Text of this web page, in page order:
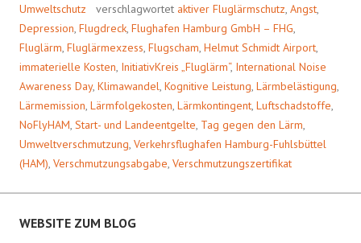
Umweltschutz
verschlagwortet aktiver Fluglärmschutz Angst
Depression Flugdreck Flughafen Hamburg GmbH – FHG
Fluglärm Fluglärmexzess Flugscham Helmut Schmidt Airport
immaterielle Kosten InitiativKreis „Fluglärm“, International Noise
Awareness Day, Klimawandel Kognitive Leistung Lärmbelästigung
Lärmemission Lärmfolgekosten Lärmkontingent Luftschadstoffe
NoFlyHAM Start- und Landeentgelte Tag gegen den Lärm
Umweltverschmutzung Verkehrsflughafen Hamburg-Fuhlsbüttel
(HAM) Verschmutzungsabgabe Verschmutzungszertifikat
WEBSITE ZUM BLOG